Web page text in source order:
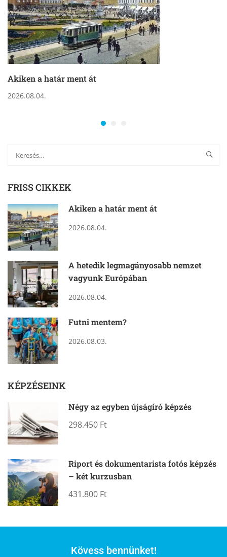
Akiken a határ ment át
2026.08.04.
FRISS CIKKEK
Akiken a határ ment át
2026.08.04.
A hetedik legmagányosabb nemzet
vagyunk Európában
2026.08.04.
Futni mentem?
2026.08.03.
KÉPZÉSEINK
Négy az egyben újságíró képzés
298.450 Ft
Riport és dokumentarista fotós képzés
– két kurzusban
431.800 Ft
Kövess bennünket!